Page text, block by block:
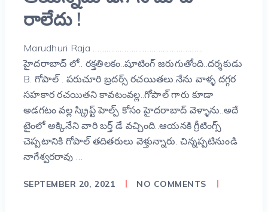
రాలేదు !
Marudhuri Raja ………………………………………….
హైదరాబాద్ లో.. రక్తతిలకం..షూటింగ్ జరుగుతోంది..దర్శకుడు
B. గోపాల్ . పరుచూరి బ్రదర్స్ రచయితలు.నేను వాళ్ళ దగ్గర
సహకార రచయితని కావటంవల్ల..గోపాల్ గారు కూడా
అడగటం వల్ల స్క్రిప్ట్ హెల్ప్ కోసం హైదరాబాద్ వెళ్ళాను..అదే
టైంలో అక్కినేని వారి బర్త్ డే వచ్చింది..ఆయనకి గ్రీటింగ్స్
చెప్పటానికి గోపాల్ తదితరులు వెళ్తున్నారు. చిన్నప్పటినుండి
నాగేశ్వరరావు …
SEPTEMBER 20, 2021 NO COMMENTS